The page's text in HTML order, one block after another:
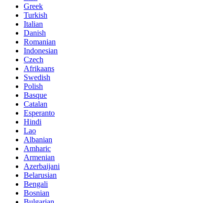
Greek
Turkish
Italian
Danish
Romanian
Indonesian
Czech
Afrikaans
Swedish
Polish
Basque
Catalan
Esperanto
Hindi
Lao
Albanian
Amharic
Armenian
Azerbaijani
Belarusian
Bengali
Bosnian